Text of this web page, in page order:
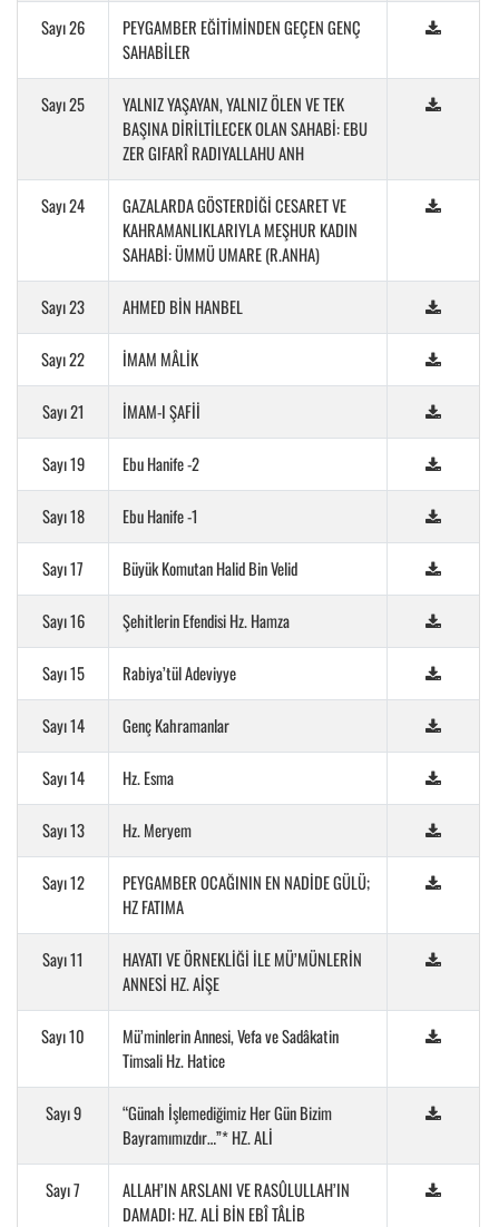
Sayı 26
PEYGAMBER EĞİTİMİNDEN GEÇEN GENÇ
SAHABİLER
Sayı 25
YALNIZ YAŞAYAN, YALNIZ ÖLEN VE TEK
BAŞINA DİRİLTİLECEK OLAN SAHABİ: EBU
ZER GIFARÎ RADIYALLAHU ANH
Sayı 24
GAZALARDA GÖSTERDİĞİ CESARET VE
KAHRAMANLIKLARIYLA MEŞHUR KADIN
SAHABİ: ÜMMÜ UMARE (R.ANHA)
Sayı 23 AHMED BİN HANBEL
Sayı 22 İMAM MÂLİK
Sayı 21 İMAM-I ŞAFİİ
Sayı 19 Ebu Hanife -2
Sayı 18 Ebu Hanife -1
Sayı 17 Büyük Komutan Halid Bin Velid
Sayı 16 Şehitlerin Efendisi Hz. Hamza
Sayı 15 Rabiya’tül Adeviyye
Sayı 14 Genç Kahramanlar
Sayı 14 Hz. Esma
Sayı 13 Hz. Meryem
Sayı 12
PEYGAMBER OCAĞININ EN NADİDE GÜLÜ;
HZ FATIMA
Sayı 11
HAYATI VE ÖRNEKLİĞİ İLE MÜ’MÜNLERİN
ANNESİ HZ. AİŞE
Sayı 10
Mü’minlerin Annesi, Vefa ve Sadâkatin
Timsali Hz. Hatice
Sayı 9
“Günah İşlemediğimiz Her Gün Bizim
Bayramımızdır…”* HZ. ALİ
Sayı 7
ALLAH’IN ARSLANI VE RASÛLULLAH’IN
DAMADI: HZ. ALİ BİN EBÎ TÂLİB